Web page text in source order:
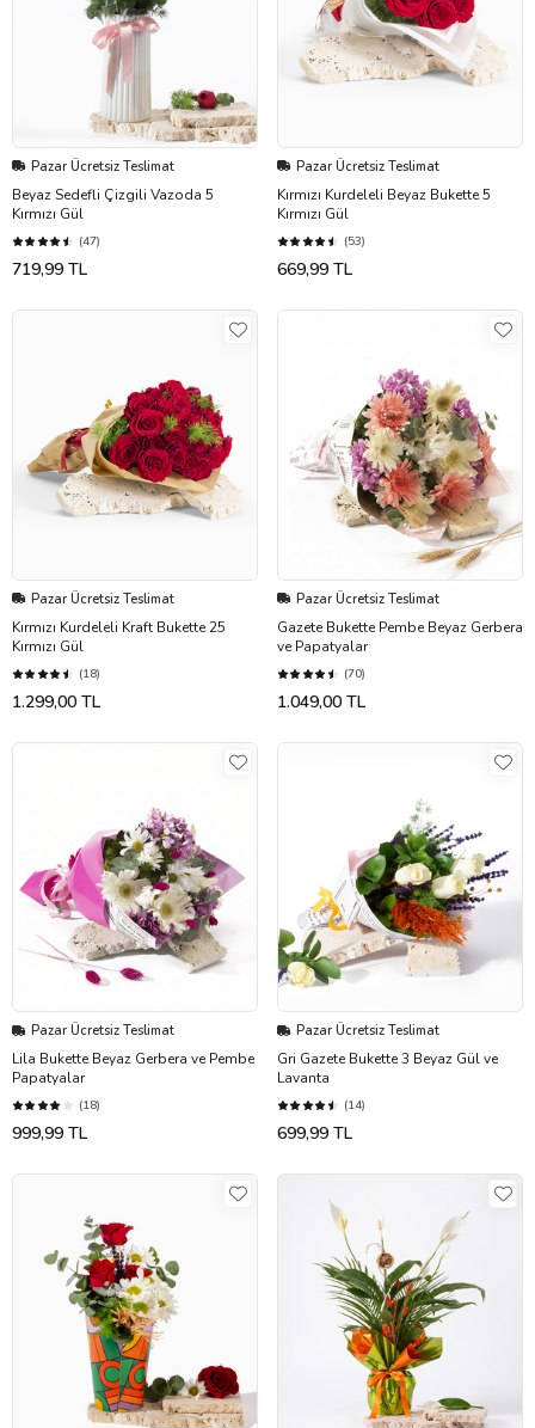
Pazar Ücretsiz Teslimat
Beyaz Sedefli Çizgili Vazoda 5
Kırmızı Gül
(47)
719,99 TL
Pazar Ücretsiz Teslimat
Kırmızı Kurdeleli Beyaz Bukette 5
Kırmızı Gül
(53)
669,99 TL
Pazar Ücretsiz Teslimat
Kırmızı Kurdeleli Kraft Bukette 25
Kırmızı Gül
(18)
1.299,00 TL
Pazar Ücretsiz Teslimat
Gazete Bukette Pembe Beyaz Gerbera
ve Papatyalar
(70)
1.049,00 TL
Pazar Ücretsiz Teslimat
Lila Bukette Beyaz Gerbera ve Pembe
Papatyalar
(18)
999,99 TL
Pazar Ücretsiz Teslimat
Gri Gazete Bukette 3 Beyaz Gül ve
Lavanta
(14)
699,99 TL